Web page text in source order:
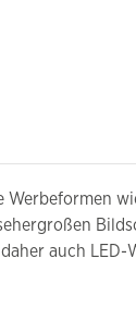
auch LED-